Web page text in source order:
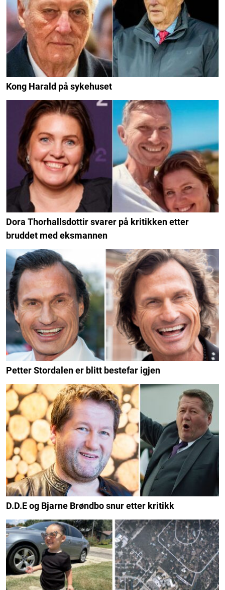
Kong Harald på sykehuset
Dora Thorhallsdottir svarer på kritikken etter
bruddet med eksmannen
Petter Stordalen er blitt bestefar igjen
D.D.E og Bjarne Brøndbo snur etter kritikk